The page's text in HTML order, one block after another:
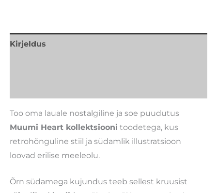
Kirjeldus
Too oma lauale nostalgiline ja soe puudutus
Muumi Heart kollektsiooni toodetega, kus
retrohõnguline stiil ja südamlik illustratsioon
loovad erilise meeleolu.
Õrn südamega kujundus teeb sellest kruusist